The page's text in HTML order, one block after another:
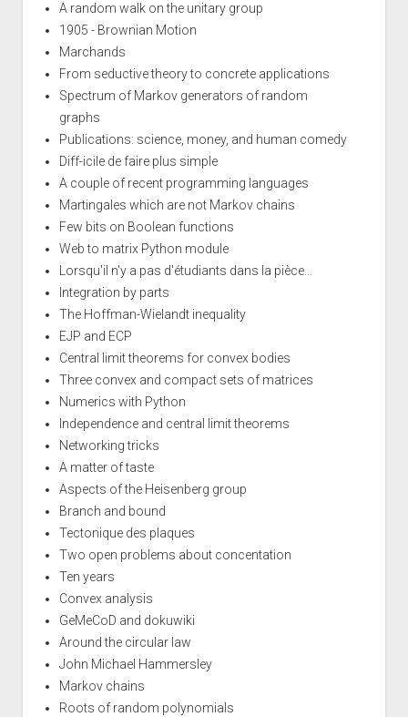
A random walk on the unitary group
1905 - Brownian Motion
Marchands
From seductive theory to concrete applications
Spectrum of Markov generators of random
graphs
Publications: science, money, and human comedy
Diff-icile de faire plus simple
A couple of recent programming languages
Martingales which are not Markov chains
Few bits on Boolean functions
Web to matrix Python module
Lorsqu'il n'y a pas d'étudiants dans la pièce...
Integration by parts
The Hoffman-Wielandt inequality
EJP and ECP
Central limit theorems for convex bodies
Three convex and compact sets of matrices
Numerics with Python
Independence and central limit theorems
Networking tricks
A matter of taste
Aspects of the Heisenberg group
Branch and bound
Tectonique des plaques
Two open problems about concentation
Ten years
Convex analysis
GeMeCoD and dokuwiki
Around the circular law
John Michael Hammersley
Markov chains
Roots of random polynomials